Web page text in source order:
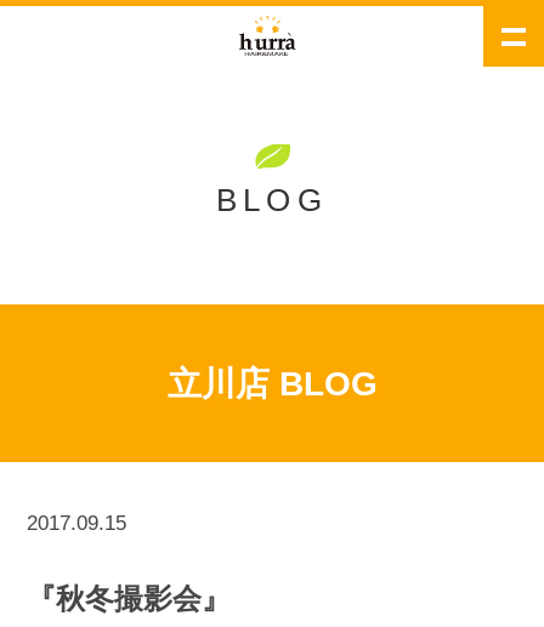
BLOG
立川店 BLOG
2017.09.15
『秋冬撮影会』